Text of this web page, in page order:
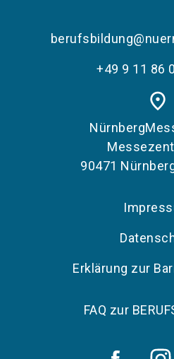
+49 9 11 86
place
90471
Erklärung zur
FAQ zur